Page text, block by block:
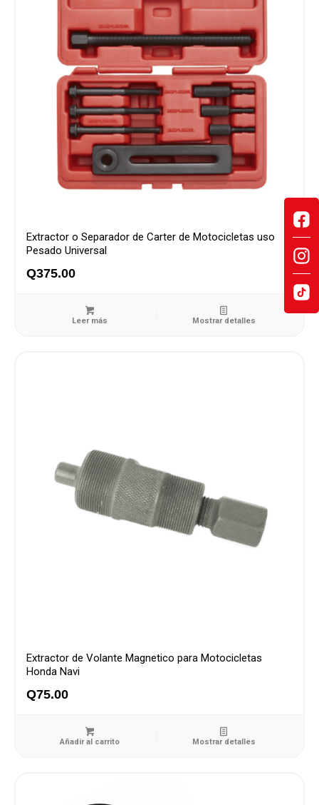
Extractor o Separador de Carter de Motocicletas uso
Pesado Universal
Q375.00
Leer más Mostrar detalles
Extractor de Volante Magnetico para Motocicletas
Honda Navi
Q75.00
Añadir al carrito Mostrar detalles